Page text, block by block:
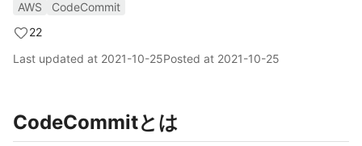
AWS
CodeCommit
22
Last updated at 2021-10-25Posted at 2021-10-25
CodeCommitとは